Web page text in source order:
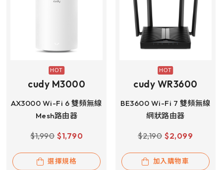
cudy M3000
AX3000 Wi-Fi 6 雙頻無線
Mesh路由器
$1,990 $1,790
選擇規格
cudy WR3600
BE3600 Wi-Fi 7 雙頻無線
網狀路由器
$2,190 $2,099
加入購物車